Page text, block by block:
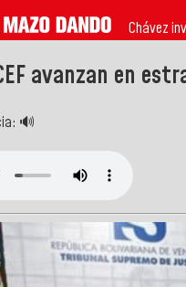
Chávez
avanzan en
🔊